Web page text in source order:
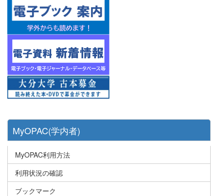
MyOPAC(学内者)
MyOPAC利用方法
利用状況の確認
ブックマーク